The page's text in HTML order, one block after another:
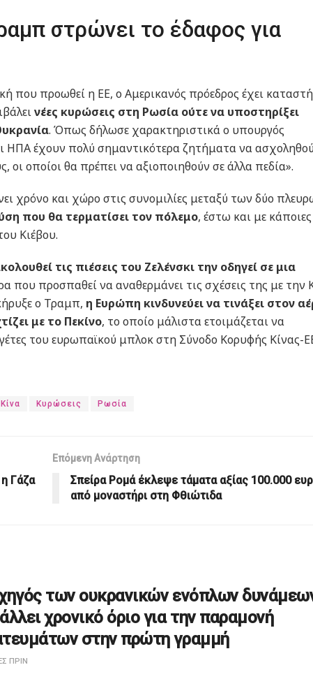
στρώνει το έδαφος για
που προωθεί η ΕΕ, ο Αμερικανός πρόεδρος έχει
νέες κυρώσεις στη Ρωσία ούτε να υποστηρίξει
. Όπως δήλωσε χαρακτηριστικά ο υπουργός
ΗΠΑ έχουν πολύ σημαντικότερα ζητήματα να
οποίοι θα πρέπει να αξιοποιηθούν σε άλλα πεδία».
χρόνο και χώρο στις συνομιλίες μεταξύ των δύο
που θα τερματίσει τον πόλεμο, έστω και με κάποιες
Κιέβου.
τις πιέσεις του Ζελένσκι την οδηγεί σε μια
που προσπαθεί να αναθερμάνει τις σχέσεις της με την
ο Τραμπ, η Ευρώπη κινδυνεύει να τινάξει στον
με το Πεκίνο, το οποίο μάλιστα ετοιμάζεται να
του ευρωπαϊκού μπλοκ στη Σύνοδο Κορυφής Κίνας-
Κίνα Κυρώσεις Ρωσία
Γάζα
Επόμενη Ανάρτηση
Σπείρα Ρομά έκλεψε τάματα αξίας 100.000
από μοναστήρι στη Φθιώτιδα
των ουκρανικών ενόπλων
χρονικό όριο για την παραμονή
στην πρώτη γραμμή
ΠΡΙΝ